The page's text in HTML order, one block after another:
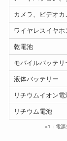
カメラ、ビデオカ
ワイヤレスイヤホ
乾電池
モバイルバッテリ
液体バッテリー
リチウムイオン電
リチウム電池
※1：電源